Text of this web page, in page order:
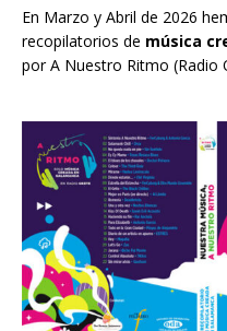
En Marzo y Abril de 2026
recopilatorios de música
porA Nuestro Ritmo (Radio